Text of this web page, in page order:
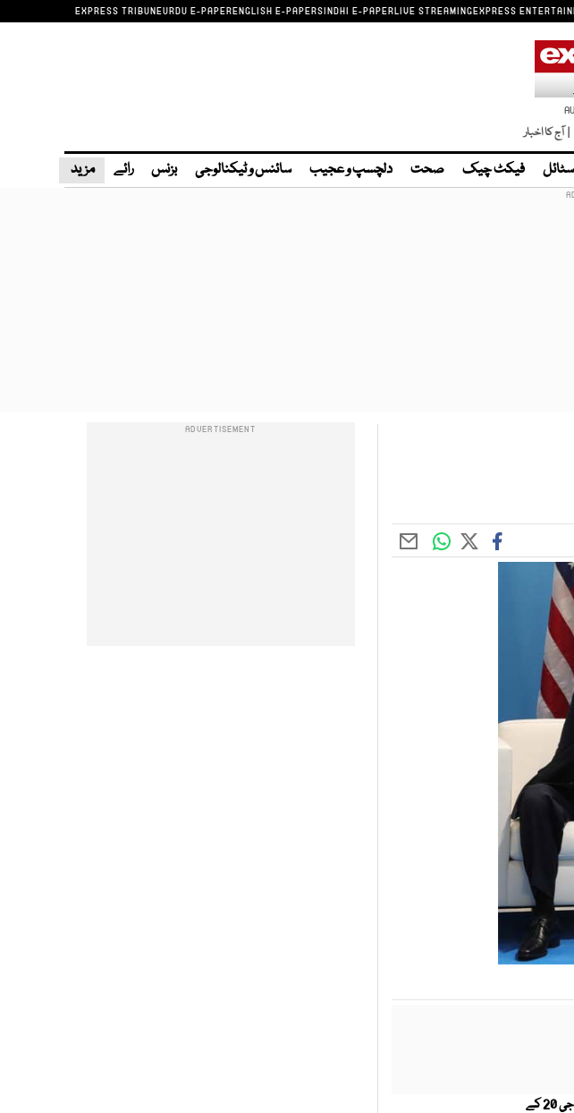
EXPRESS TRIBUNEURDU E-PAPERENGLISH E-PAPERSINDHI E-PAPERLIVE STREAMINGEXPRESS
| آج کا اخبار
فیکٹ چیک صحت دلچسپ و عجیب سائنس و ٹیکنالوجی بزنس رائے مزید
وائٹ ہاؤس نے کہا ہے کہ امریکی صدر ڈونلڈ ٹرمپ اور ان کے روسی ہم منصب صدر ولادیمیر پوتن کے درمیان جرمنی میں ہونے والے جی 20 کے